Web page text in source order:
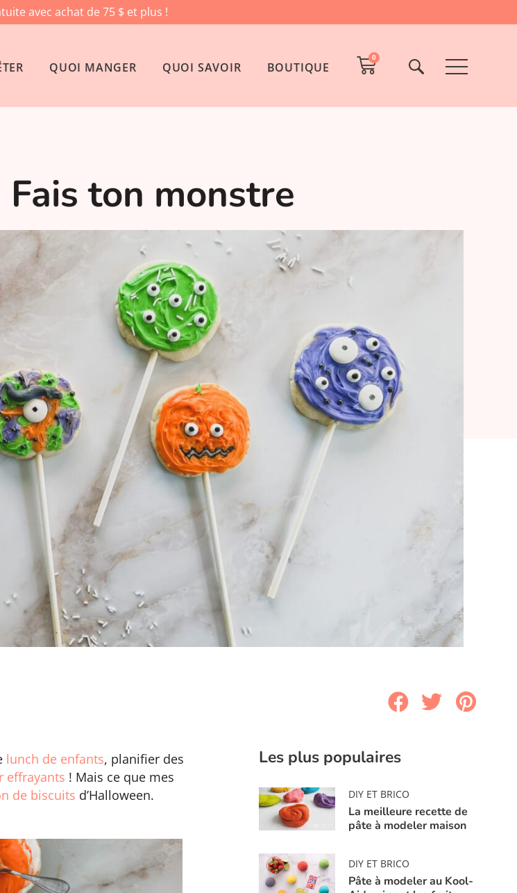
avec achat de 75 $ et plus !
QUOI MANGER QUOI SAVOIR BOUTIQUE
0
ton monstre
lunch de enfants, planifier des
effrayants ! Mais ce que mes
de biscuits d’Halloween.
Les plus populaires
DIY ET BRICO
La meilleure recette de
pâte à modeler maison
DIY ET BRICO
Pâte à modeler au Kool-